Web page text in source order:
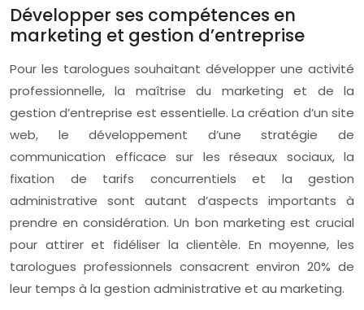
Développer ses compétences en
marketing et gestion d’entreprise
Pour les tarologues souhaitant développer une activité
professionnelle, la maîtrise du marketing et de la
gestion d’entreprise est essentielle. La création d’un site
web, le développement d’une stratégie de
communication efficace sur les réseaux sociaux, la
fixation de tarifs concurrentiels et la gestion
administrative sont autant d’aspects importants à
prendre en considération. Un bon marketing est crucial
pour attirer et fidéliser la clientèle. En moyenne, les
tarologues professionnels consacrent environ 20% de
leur temps à la gestion administrative et au marketing.